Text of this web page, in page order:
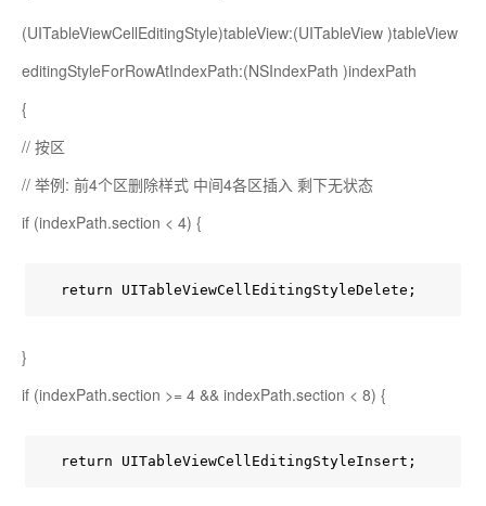
(UITableViewCellEditingStyle)tableView:(UITableView )tableView
editingStyleForRowAtIndexPath:(NSIndexPath )indexPath
{
// 按区
// 举例: 前4个区删除样式 中间4各区插入 剩下无状态
if (indexPath.section < 4) {
  return UITableViewCellEditingStyleDelete;
}
if (indexPath.section >= 4 && indexPath.section < 8) {
  return UITableViewCellEditingStyleInsert;